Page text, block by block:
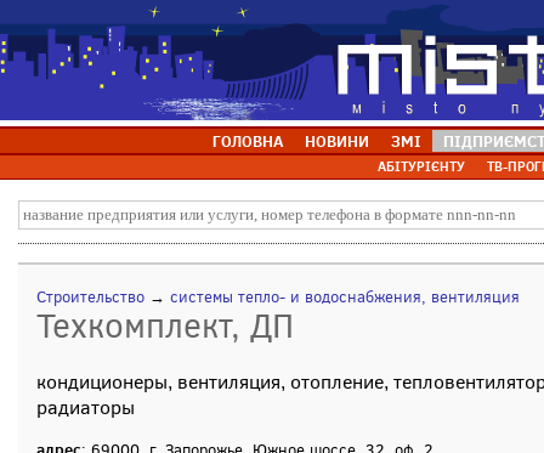
ГОЛОВНА НОВИНИ ЗМІ
АБІТУРІЄНТУ ТВ-
Строительство → системы тепло- и водоснабжения, вентиляция
Техкомплект, ДП
кондиционеры, вентиляция, отопление,
радиаторы